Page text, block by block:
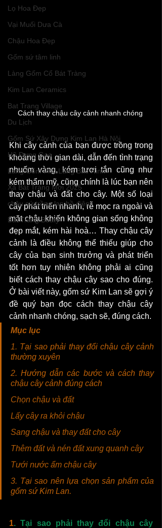
Lọ Hoa Đẹp
Vại Muối Dưa Cà
Chậu Hoa Đẹp
Gốm sứ tâm linh
Làng Gốm Cổ Bát Tràng
Kim Lan Ceramics
Bat Trang Village
Du Lịch
Gốm Sứ Xây Dựng Kim Lan Hà Nội
Hũ Đựng Gạo
Làng Gốm Phù Lãng Bắc Ninh
Xã Bát Tràng Mới 2025
chậu sứ trồng lan hồ điệp
Bát Tràng Beaty
Cách thay chậu cây cảnh nhanh chóng
Khi cây cảnh của bạn được trồng trong
khoảng thời gian dài, dẫn đến tình trạng
nhuốm vàng, kém tươi tắn cũng như
kém thẩm mỹ, cũng chính là lúc bạn nên
thay chậu và đất cho cây. Một số loại
cây phát triển nhanh, rễ mọc ra ngoài và
mặt chậu khiến không gian sống không
đẹp mắt, kém hài hoà… Thay chậu cây
cảnh là điều không thể thiếu giúp cho
cây của bạn sinh trưởng và phát triển
tốt hơn tuy nhiên không phải ai cũng
biết cách thay chậu cây sao cho đúng.
Ở bài viết này, gốm sứ Kim Lan sẽ gợi ý
đề quý bạn đọc cách thay chậu cây
Mục lục
1. Tại sao phải thay đổi chậu cây cảnh
thường xuyên
2. Hướng dẫn các bước và cách thay
chậu cây cảnh đúng cách
Chọn chậu và đất
Lấy cây ra khỏi chậu
Sang chậu và thay đất cho cây
Thêm đất và nén đất xung quanh cây
Tưới nước ẩm chậu cây
3. Tại sao nên lựa chọn sản phẩm của
gốm sứ Kim Lan.
1. Tại sao phải thay đổi chậu cây